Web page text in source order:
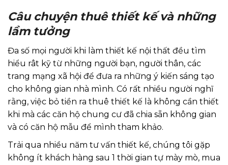
Câu chuyện thuê thiết kế và những
lầm tưởng
Đa số mọi người khi làm thiết kế nội thất đều tìm
hiểu rât kỹ từ những người bạn, người thân, các
trang mạng xã hội để đưa ra những ý kiến sáng tạo
cho không gian nhà mình. Có rất nhiều người nghĩ
rằng, việc bỏ tiền ra thuê thiết kế là không cần thiết
khi mà các căn hộ chung cư đã chia sẵn không gian
và có căn hộ mẫu để mình tham khảo.
Trải qua nhiều năm tư vấn thiết kế, chúng tôi gặp
không ít khách hàng sau 1 thời gian tự mày mò, mua